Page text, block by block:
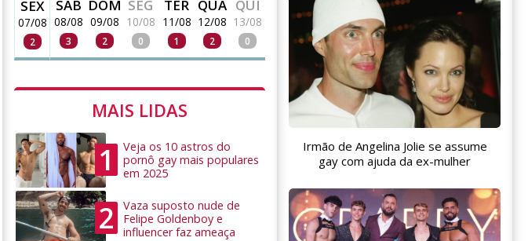
SEX
07/08
2
SAB
08/08
3
DOM
09/08
2
SEG
10/08
0
TER
11/08
1
QUA
12/08
2
QUI
13/08
0
MAIS LIDAS
1
Veja os 10 astros do
pornô gay mais populares
em 2025
2
Vaza suposto nude de
Felipe Goldenboy e
influencer faz ameaça
Irmão de Angelina Jolie se assume
gay com ajuda da ex-mulher